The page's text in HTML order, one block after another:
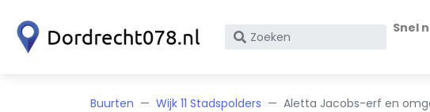
Zoek
Snel
Buurten Wijk 11 Stadspolders Aletta Jacobs-erf en